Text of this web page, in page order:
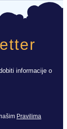
informacije o
Pravilima